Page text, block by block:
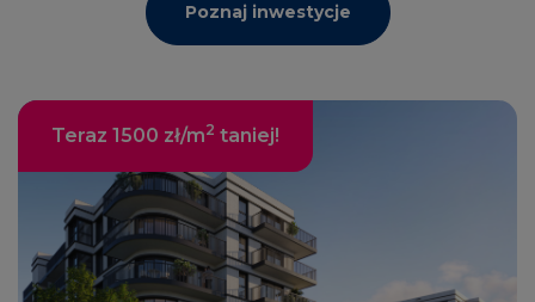
Poznaj inwestycje
Teraz 1500 zł/m2 taniej!